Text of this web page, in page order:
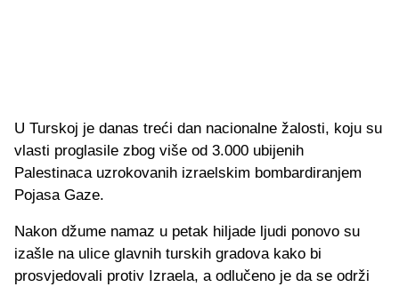
U Turskoj je danas treći dan nacionalne žalosti, koju su
vlasti proglasile zbog više od 3.000 ubijenih
Palestinaca uzrokovanih izraelskim bombardiranjem
Pojasa Gaze.
Nakon džume namaz u petak hiljade ljudi ponovo su
izašle na ulice glavnih turskih gradova kako bi
prosvjedovali protiv Izraela, a odlučeno je da se održi